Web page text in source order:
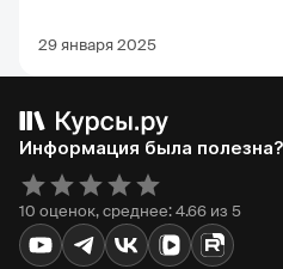
29 января 2025
Информация была полезна?
10 оценок, среднее: 4.66 из 5